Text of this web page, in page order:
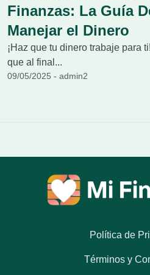
Finanzas: La Guía
Manejar el Dinero
¡Haz que tu dinero trabaje para
que al final...
09/05/2025 - admin2
Política de
Términos y